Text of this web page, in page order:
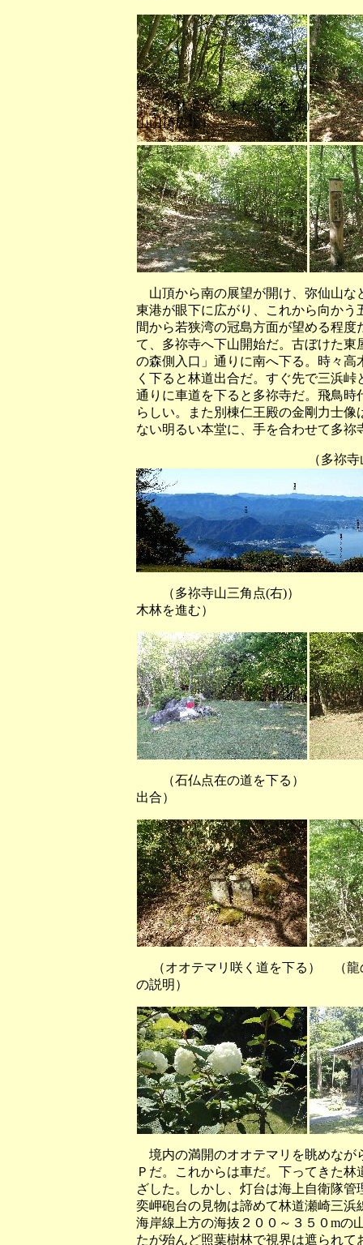
（林道から来た道と合流）
山山頂広場）
山頂から南の展望が開け、弥仙山な
東港が眼下に広がり、これから向か
間から若狭湾の冠島方面が望める程
て、多祢寺へ下山開始だ。古ぼけた
の森側入口」通りに南へ下る。時々
く下ると林道出合だ。すぐ先で三浜
通りに車道を下ると多祢寺だ。飛鳥
らしい。また別棟仁王殿の金剛力士
ない明るい本堂に、手を合わせて多祢
（多祢寺山頂上から南
（多祢寺山三角点(右)）
木林を進む）
（石仏点在の道を下る
出合）
（オオテマリ咲く道を下る） （龍
の説明）
境内の満開のオオテマリを眺めなが
Ｐだ。これからは車だ。下ってきた
ざした。しかし、灯台は海上自衛隊
奕岬砲台の見物は諦めて林道瀬崎三
海岸線上方の海抜２００～３５０mの
たが殆んど照葉樹林で視界は遮られ